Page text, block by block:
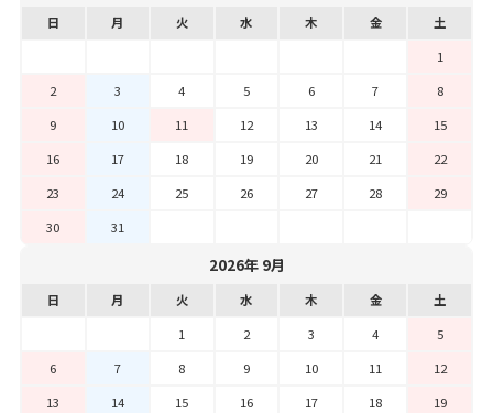
日 月 火 水 木 金
土
1
2
3 4 5 6 7
8
9
10 11 12 13 14
15
16
17 18 19 20 21
22
23
24 25 26 27 28
29
30
31
2026年 9月
日 月 火 水 木 金
土
1
2 3 4
5
6
7 8 9 10 11
12
13
14 15 16 17 18
19